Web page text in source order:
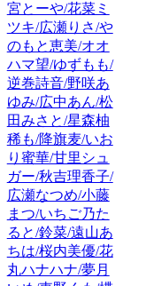
宮とーや/花菜ミ
ツキ/広瀬りさ/や
のもと恵美/オオ
ハマ望/ゆずもも/
逆巻詩音/野咲あ
ゆみ/広中あん/松
田みさと/星森柚
稀も/降旗麦/いお
り蜜華/甘里シュ
ガー/秋吉理香子/
広瀬なつめ/小藤
まつ/いちご乃た
ると/鈴菜/遠山あ
ちは/桜内美優/花
丸ハナハナ/夢月